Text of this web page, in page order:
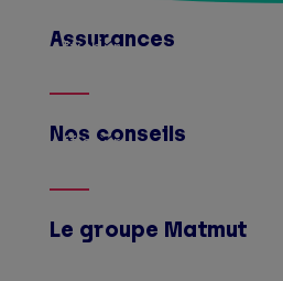
Assurances
Afficher
Nos conseils
Afficher
Le groupe Matmut